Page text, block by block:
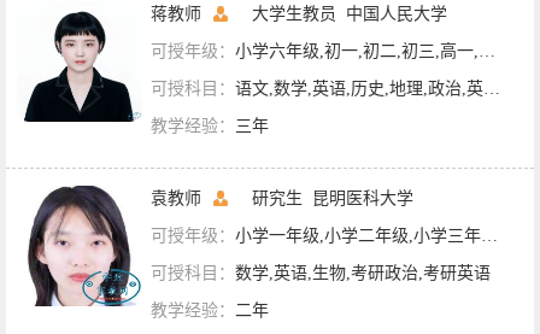
蒋教师 大学生教员 中国人民大学
可授年级： 小学六年级,初一,初二,初三,高一,高二,高三,大学课程,英语四六级,专升本辅导,考研辅导
可授科目： 语文,数学,英语,历史,地理,政治,英语六级,英语四级,考研政治,考研英语,文科综合
教学经验： 三年
袁教师 研究生 昆明医科大学
可授年级： 小学一年级,小学二年级,小学三年级,小学四年级,小学五年级,小学六年级,初一,初二,初三,英语四六级,专升本辅导,考研辅导
可授科目： 数学,英语,生物,考研政治,考研英语
教学经验： 二年